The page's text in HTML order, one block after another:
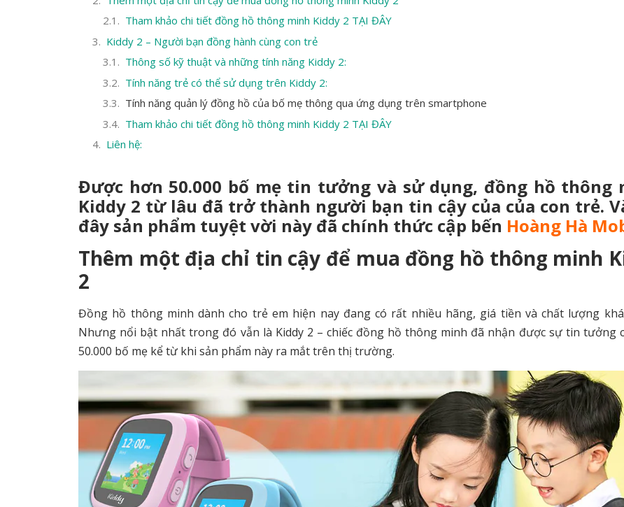
Tham khảo chi tiết đồng hồ thông minh Kiddy 2 TẠI ĐÂY
Kiddy 2 – Người bạn đồng hành cùng con trẻ
Thông số kỹ thuật và những tính năng Kiddy 2:
Tính năng trẻ có thể sử dụng trên Kiddy 2:
Tính năng quản lý đồng hồ của bố mẹ thông qua ứng dụng trên smartphone
Tham khảo chi tiết đồng hồ thông minh Kiddy 2 TẠI ĐÂY
Liên hệ:
Được hơn 50.000 bố mẹ tin tưởng và sử dụng, đồng hồ thông
Kiddy 2 từ lâu đã trở thành người bạn tin cậy của của con trẻ.
đây sản phẩm tuyệt vời này đã chính thức cập bến Hoàng Hà
Thêm một địa chỉ tin cậy để mua đồng hồ thông minh
2
Đồng hồ thông minh dành cho trẻ em hiện nay đang có rất nhiều hãng, giá tiền và chất lượng
Nhưng nổi bật nhất trong đó vẫn là Kiddy 2 – chiếc đồng hồ thông minh đã nhận được sự tin tưởng
50.000 bố mẹ kể từ khi sản phẩm này ra mắt trên thị trường.